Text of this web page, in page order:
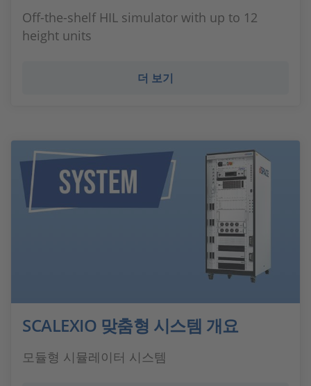
Off-the-shelf HIL simulator with up to 12
height units
더 보기
SCALEXIO 맞춤형 시스템 개요
모듈형 시뮬레이터 시스템